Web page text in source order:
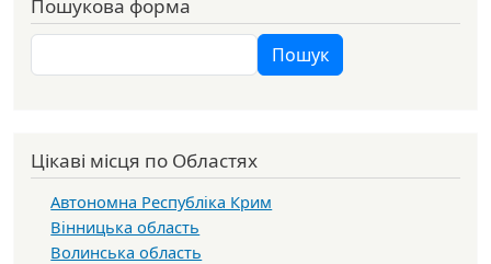
Пошукова форма
Пошук Пошук
Цікаві місця по Областях
Автономна Республіка Крим
Вінницька область
Волинська область